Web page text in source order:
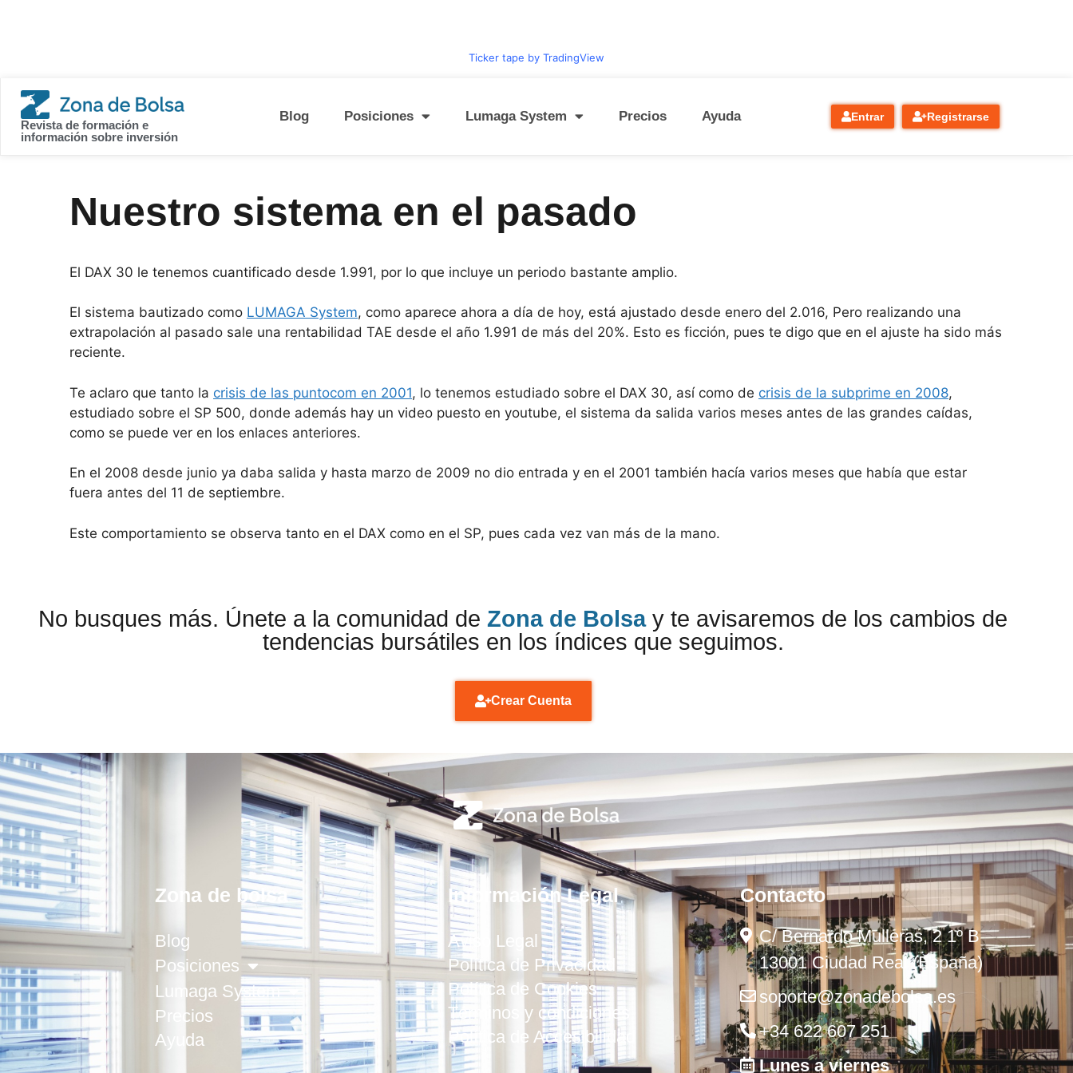
Ticker tape by TradingView
Revista de formación e
información sobre inversión
Blog Posiciones Lumaga System Precios Ayuda Entrar Registrarse
Nuestro sistema en el pasado
El DAX 30 le tenemos cuantificado desde 1.991, por lo que incluye un periodo bastante amplio.
El sistema bautizado como LUMAGA System, como aparece ahora a día de hoy, está ajustado desde enero del 2.016, Pero realizando una
extrapolación al pasado sale una rentabilidad TAE desde el año 1.991 de más del 20%. Esto es ficción, pues te digo que en el ajuste ha sido más
reciente.
Te aclaro que tanto la crisis de las puntocom en 2001, lo tenemos estudiado sobre el DAX 30, así como de crisis de la subprime en 2008,
estudiado sobre el SP 500, donde además hay un video puesto en youtube, el sistema da salida varios meses antes de las grandes caídas,
como se puede ver en los enlaces anteriores.
En el 2008 desde junio ya daba salida y hasta marzo de 2009 no dio entrada y en el 2001 también hacía varios meses que había que estar
fuera antes del 11 de septiembre.
Este comportamiento se observa tanto en el DAX como en el SP, pues cada vez van más de la mano.
No busques más. Únete a la comunidad de Zona de Bolsay te avisaremos de los cambios de
tendencias bursátiles en los índices que seguimos.
Crear Cuenta
Zona de bolsa
Blog
Posiciones
Lumaga System
Precios
Ayuda
Información Legal
Aviso Legal
Política de Privacidad
Política de Cookies
Términos y condiciones
Política de Accesibilidad
Contacto
C/ Bernardo Mulleras, 2 1º B
13001 Ciudad Real (España)
soporte@zonadebolsa.es
+34 622 607 251
Lunes a viernes